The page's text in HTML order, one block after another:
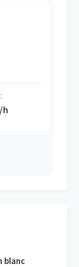
h
blanc